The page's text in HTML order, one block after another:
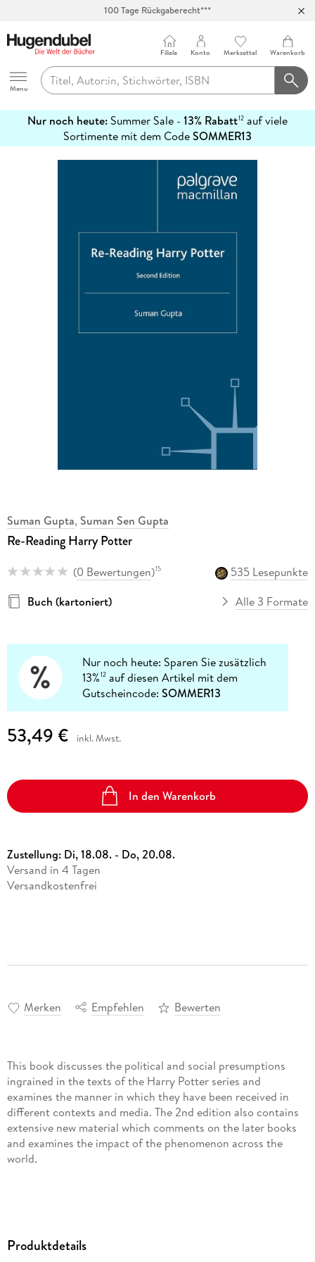
Hugendubel
Menu
Filiale Konto Merkzettel Warenkorb
Nur noch heute: Summer Sale - 13% Rabatt12 auf viele
Sortimente mit dem CodeSOMMER13
erfahren
Suman Gupta, Suman Sen Gupta
Re-Reading Harry Potter
(0 Bewertungen)15
535 Lesepunkte
Buch (kartoniert)
Alle 3 Formate
Nur noch heute: Sparen Sie zusätzlich
13%12 auf diesen Artikel mit dem
Gutscheincode:SOMMER13
53,49 € inkl. Mwst.
In den Warenkorb
Zustellung: Di, 18.08. - Do, 20.08.
Versand in 4 Tagen
Versandkostenfrei
Merken Empfehlen Bewerten
This book discusses the political and social presumptions
ingrained in the texts of the Harry Potter series and
examines the manner in which they have been received in
different contexts and media. The 2nd edition also contains
extensive new material which comments on the later books
and examines the impact of the phenomenon across the
world.
I: THE TEXT-TO-WORLD APPROACH Book Covers Children
and Adults The Seriousness of Social and Political Effects
Produktdetails